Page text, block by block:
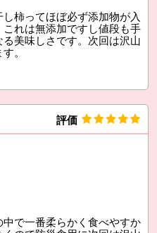
柿ってほぼ必ず添加物が入
れは無添加ですし値段も手
美味しさです。次回は沢山
。
評価
で一番柔らかく食べやすか